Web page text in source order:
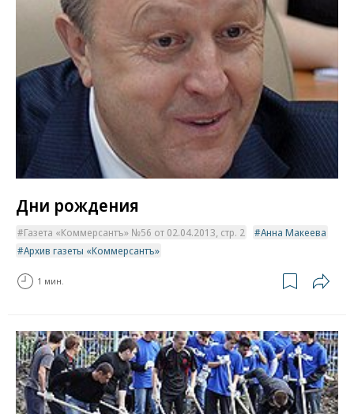
Дни рождения
Газета «Коммерсантъ» №56 от 02.04.2013, стр. 2
Анна Макеева
Архив газеты «Коммерсантъ»
1 мин.